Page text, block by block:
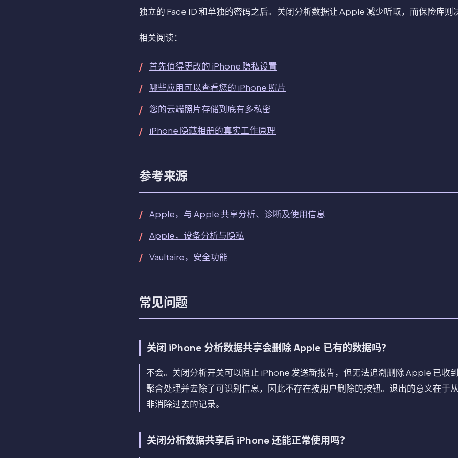
独立的 Face ID 和单独的密码之后。关闭分析数据让 Apple 减少听取，而保险库则
相关阅读：
首先值得更改的 iPhone 隐私设置
哪些应用可以查看您的 iPhone 照片
您的云端照片存储到底有多私密
iPhone 隐藏相册的真实工作原理
参考来源
Apple，与 Apple 共享分析、诊断及使用信息
Apple，设备分析与隐私
Vaultaire，安全功能
常见问题
关闭 iPhone 分析数据共享会删除 Apple 已有的数据吗？
不会。关闭分析开关可以阻止 iPhone 发送新报告，但无法追溯删除 Apple 已收
聚合处理并去除了可识别信息，因此不存在按用户删除的按钮。退出的意义在于
非消除过去的记录。
关闭分析数据共享后 iPhone 还能正常使用吗？